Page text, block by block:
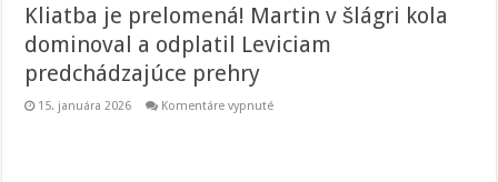
Kliatba je prelomená! Martin v šlágri kola
dominoval a odplatil Leviciam
predchádzajúce prehry
15. januára 2026 Komentáre vypnuténa